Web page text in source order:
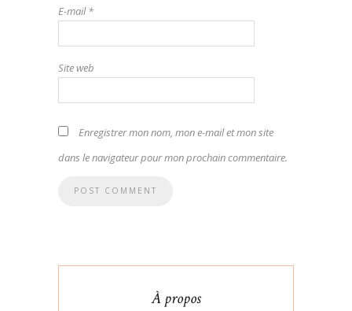
E-mail*
Site web
Enregistrer mon nom, mon e-mail et mon site
dans le navigateur pour mon prochain commentaire.
À propos